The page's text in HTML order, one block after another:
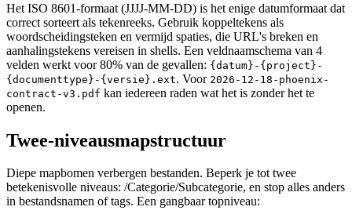
Het ISO 8601-formaat (JJJJ-MM-DD) is het enige datumformaat dat
correct sorteert als tekenreeks. Gebruik koppeltekens als
woordscheidingsteken en vermijd spaties, die URL's breken en
aanhalingstekens vereisen in shells. Een veldnaamschema van 4
velden werkt voor 80% van de gevallen: {datum}-{project}-
{documenttype}-{versie}.ext. Voor 2026-12-18-phoenix-
contract-v3.pdf kan iedereen raden wat het is zonder het te
openen.
Twee-niveausmapstructuur
Diepe mapbomen verbergen bestanden. Beperk je tot twee
betekenisvolle niveaus: /Categorie/Subcategorie, en stop alles anders
in bestandsnamen of tags. Een gangbaar topniveau: